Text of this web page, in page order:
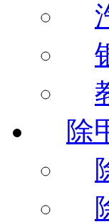
除